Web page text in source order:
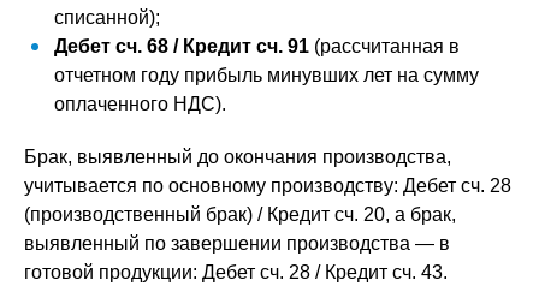
списанной);
Дебет сч. 68 / Кредит сч. 91 (рассчитанная в
отчетном году прибыль минувших лет на сумму
оплаченного НДС).
Брак, выявленный до окончания производства,
учитывается по основному производству: Дебет сч. 28
(производственный брак) / Кредит сч. 20, а брак,
выявленный по завершении производства — в
готовой продукции: Дебет сч. 28 / Кредит сч. 43.